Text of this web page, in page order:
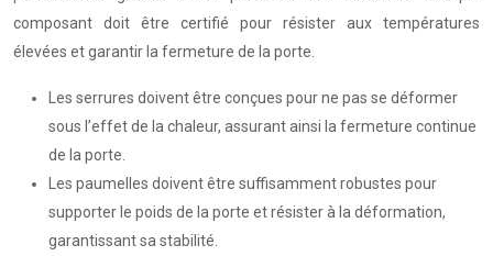
composant doit être certifié pour résister aux températures
élevées et garantir la fermeture de la porte.
Les serrures doivent être conçues pour ne pas se déformer
sous l’effet de la chaleur, assurant ainsi la fermeture continue
de la porte.
Les paumelles doivent être suffisamment robustes pour
supporter le poids de la porte et résister à la déformation,
garantissant sa stabilité.